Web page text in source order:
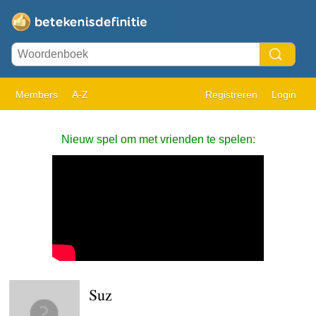
Members A-Z Registreren Login
Nieuw spel om met vrienden te spelen:
Suz